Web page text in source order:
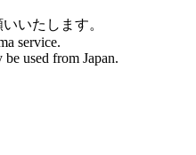
いたします。
service.
used from Japan.